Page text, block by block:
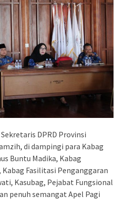
Sekretaris DPRD Provinsi
di dampingi para Kabag
Buntu Madika, Kabag
Fasilitasi Penganggaran
Kasubag, Pejabat Fungsional
penuh semangat Apel Pagi